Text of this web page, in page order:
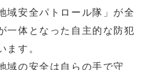
域安全パトロール隊」が全
一体となった自主的な防犯
ます。
域の安全は自らの手で守